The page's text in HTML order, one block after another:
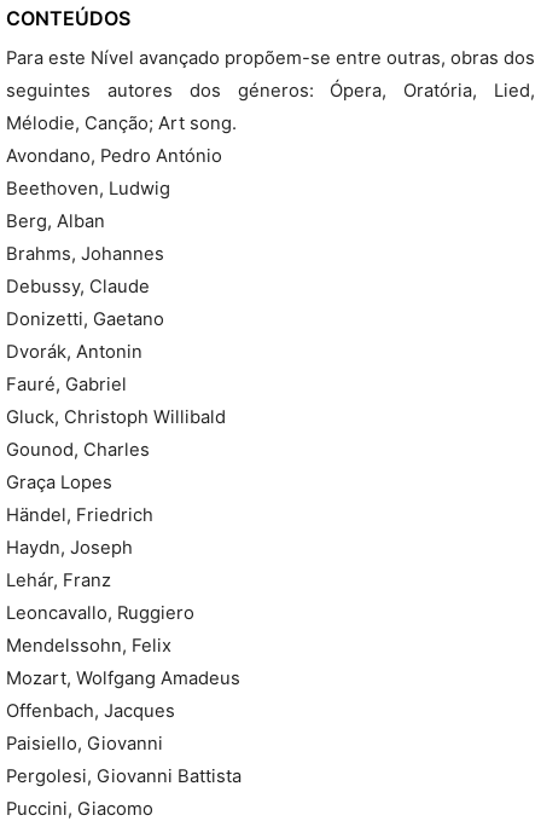
CONTEÚDOS
Para este Nível avançado propõem-se entre outras, obras dos
seguintes autores dos géneros: Ópera, Oratória, Lied,
Mélodie, Canção; Art song.
Avondano, Pedro António
Beethoven, Ludwig
Berg, Alban
Brahms, Johannes
Debussy, Claude
Donizetti, Gaetano
Dvorák, Antonin
Fauré, Gabriel
Gluck, Christoph Willibald
Gounod, Charles
Graça Lopes
Händel, Friedrich
Haydn, Joseph
Lehár, Franz
Leoncavallo, Ruggiero
Mendelssohn, Felix
Mozart, Wolfgang Amadeus
Offenbach, Jacques
Paisiello, Giovanni
Pergolesi, Giovanni Battista
Puccini, Giacomo